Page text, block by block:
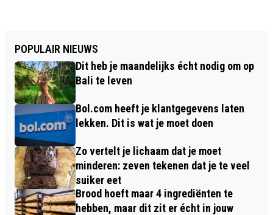
POPULAIR NIEUWS
Dit heb je maandelijks écht nodig om op
Bali te leven
Bol.com heeft je klantgegevens laten
lekken. Dit is wat je moet doen
Zo vertelt je lichaam dat je moet
minderen: zeven tekenen dat je te veel
suiker eet
Brood hoeft maar 4 ingrediënten te
hebben, maar dit zit er écht in jouw